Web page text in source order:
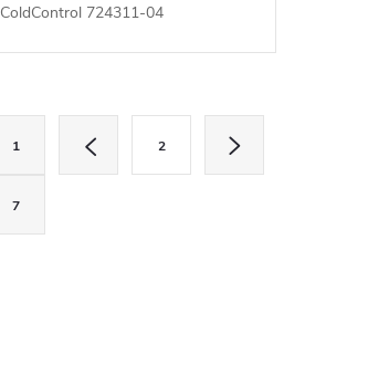
ColdControl 724311-04
1 2
7